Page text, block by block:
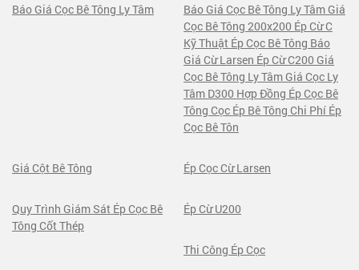
Báo Giá Cọc Bê Tông Ly Tâm
Báo Giá Cọc Bê Tông Ly Tâm Giá
Cọc Bê Tông 200x200 Ép Cừ C
Kỹ Thuật Ép Cọc Bê Tông Báo
Giá Cừ Larsen Ép Cừ C200 Giá
Cọc Bê Tông Ly Tâm Giá Cọc Ly
Tâm D300 Hợp Đồng Ép Cọc Bê
Tông Cọc Ép Bê Tông Chi Phí Ép
Cọc Bê Tôn
Giá Cột Bê Tông Ép Cọc Cừ Larsen
Quy Trình Giám Sát Ép Cọc Bê
Tông Cốt Thép
Ép Cừ U200
Thi Công Ép Cọc